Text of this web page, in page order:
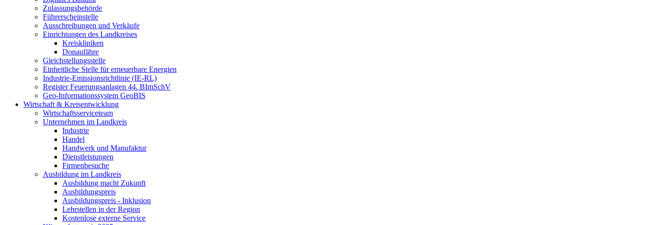
Zulassungsbehörde
Führerscheinstelle
Ausschreibungen und Verkäufe
Einrichtungen des Landkreises
Kreiskliniken
Donaufähre
Gleichstellungsstelle
Einheitliche Stelle für erneuerbare Energien
Industrie-Emissionsrichtlinie (IE-RL)
Register Feuerungsanlagen 44. BImSchV
Geo-Informationssystem GeoBIS
Wirtschaft & Kreisentwicklung
Wirtschaftsserviceteam
Unternehmen im Landkreis
Industrie
Handel
Handwerk und Manufaktur
Dienstleistungen
Firmenbesuche
Ausbildung im Landkreis
Ausbildung macht Zukunft
Ausbildungspreis
Ausbildungspreis - Inklusion
Lehrstellen in der Region
Kostenlose externe Service